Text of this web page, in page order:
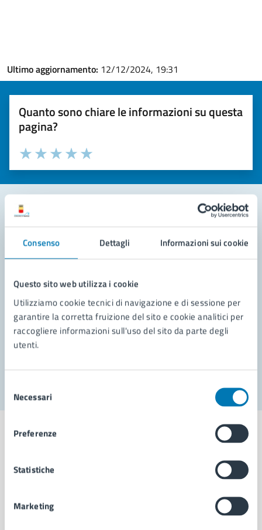
Consenso Dettagli Informazioni sui cookie
Questo sito web utilizza i cookie
Utilizziamo cookie tecnici di navigazione e di sessione per
garantire la corretta fruizione del sito e cookie analitici per
raccogliere informazioni sull'uso del sito da parte degli
utenti.
delNecessari
Preferenze
Statistiche
Marketing
Ultimo aggiornamento: 12/12/2024, 19:31
Quanto sono chiare le informazioni su questa
pagina?
Valuta la chiarezza delle informazioni (da 1 a 5 stelle)
Seleziona il numero di stelle per valutare la chiarezza delle
Valuta 5 stelle su 5
Valuta 4 stelle su 5
Valuta 3 stelle su 5
Valuta 2 stelle su 5
Valuta 1 stelle su 5
Leggi le domande frequenti
Richiedi assistenza
Prenota appuntamento
Problemi in città
Comune di Napoli
AMMINISTRAZIONE